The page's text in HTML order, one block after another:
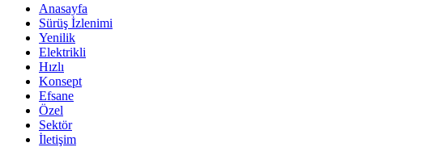
Anasayfa
Sürüş İzlenimi
Yenilik
Elektrikli
Hızlı
Konsept
Efsane
Özel
Sektör
İletişim